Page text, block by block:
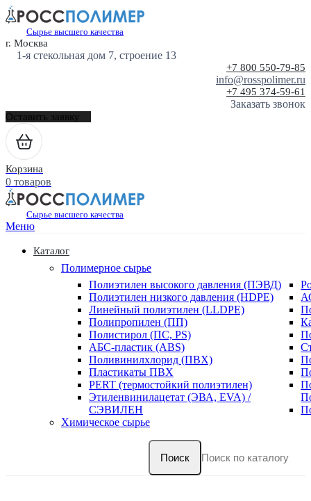
Сырье высшего качества
г. Москва
1-я стекольная дом 7, строение 13
+7 800 550-79-85
info@rosspolimer.ru
+7 495 374-59-61
Заказать звонок
Оставить заявку
Корзина
0 товаров
Сырье высшего качества
Меню
Каталог
Полимерное сырье
Полиэтилен высокого давления (ПЭВД)
Полиэтилен низкого давления (HDPE)
Линейный полиэтилен (LLDPE)
Полипропилен (ПП)
Полистирол (ПС, PS)
АБС-пластик (ABS)
Поливинилхлорид (ПВХ)
Пластикаты ПВХ
PERT (термостойкий полиэтилен)
Этиленвинилацетат (ЭВА, EVA) /
СЭВИЛЕН
Химическое сырье
Поиск